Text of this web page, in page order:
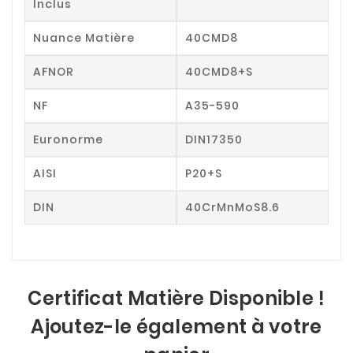
Inclus
Nuance Matière 40CMD8
AFNOR 40CMD8+S
NF A35-590
Euronorme DIN17350
AISI P20+S
DIN 40CrMnMoS8.6
Certificat Matière Disponible !
Ajoutez-le également à votre